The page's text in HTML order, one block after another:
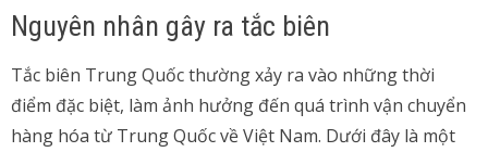
Nguyên nhân gây ra tắc biên
Tắc biên Trung Quốc thường xảy ra vào những thời
điểm đặc biệt, làm ảnh hưởng đến quá trình vận chuyển
hàng hóa từ Trung Quốc về Việt Nam. Dưới đây là một